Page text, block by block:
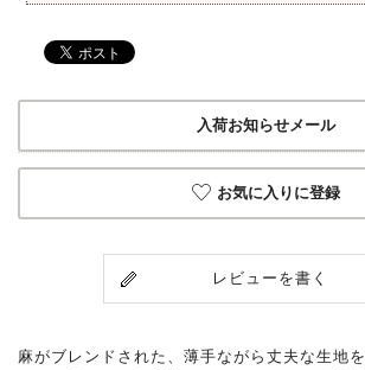
入荷お知らせメール
お気に入りに登録
レビューを書く
麻がブレンドされた、薄手ながら丈夫な生地